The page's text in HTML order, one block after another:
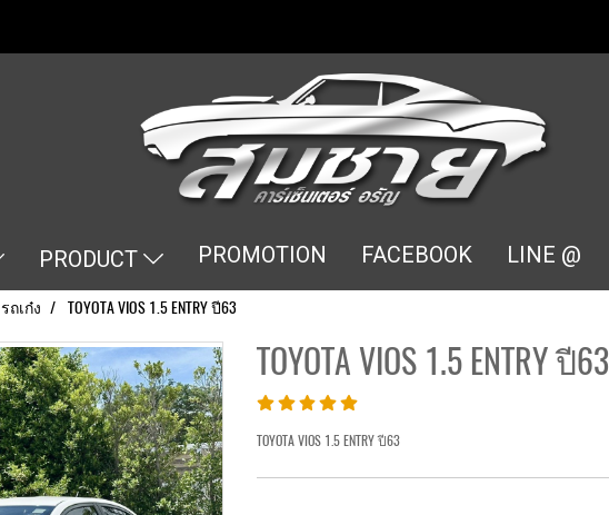
PRODUCT PROMOTION FACEBOOK LINE @
รถเก๋ง TOYOTA VIOS 1.5 ENTRY ปี63
TOYOTA VIOS 1.5 ENTRY ปี63
TOYOTA VIOS 1.5 ENTRY ปี63